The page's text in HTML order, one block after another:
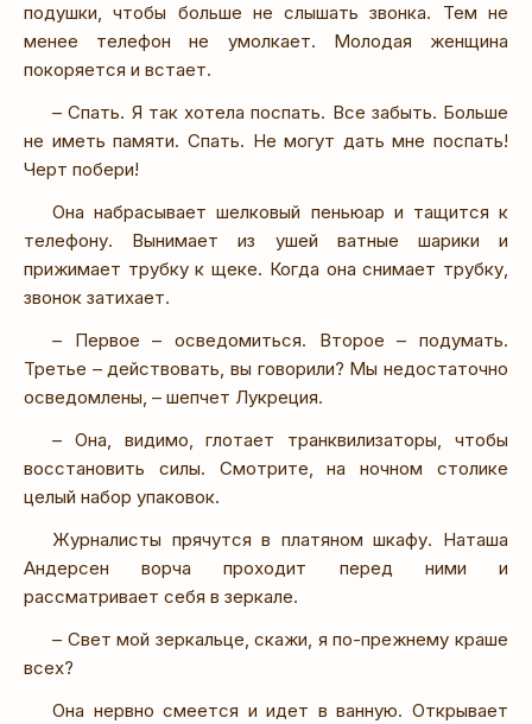
подушки, чтобы больше не слышать звонка. Тем не
менее телефон не умолкает. Молодая женщина
покоряется и встает.
– Спать. Я так хотела поспать. Все забыть. Больше
не иметь памяти. Спать. Не могут дать мне поспать!
Черт побери!
Она набрасывает шелковый пеньюар и тащится к
телефону. Вынимает из ушей ватные шарики и
прижимает трубку к щеке. Когда она снимает трубку,
звонок затихает.
– Первое – осведомиться. Второе – подумать.
Третье – действовать, вы говорили? Мы недостаточно
осведомлены, – шепчет Лукреция.
– Она, видимо, глотает транквилизаторы, чтобы
восстановить силы. Смотрите, на ночном столике
целый набор упаковок.
Журналисты прячутся в платяном шкафу. Наташа
Андерсен ворча проходит перед ними и
рассматривает себя в зеркале.
– Свет мой зеркальце, скажи, я по-прежнему краше
всех?
Она нервно смеется и идет в ванную. Открывает